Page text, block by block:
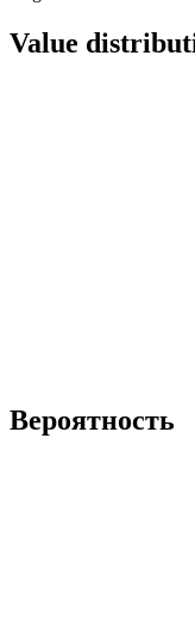
Value
Вероятность